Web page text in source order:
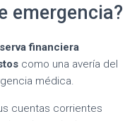
emergencia?
financiera
como una avería del
médica.
cuentas corrientes